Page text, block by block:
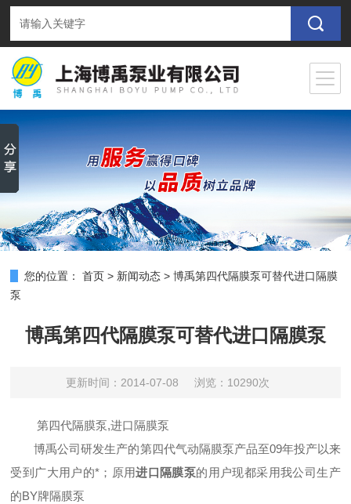
您的位置： 首页 > 新闻动态 >博禹第四代隔膜泵可替代进口隔膜
泵
博禹第四代隔膜泵可替代进口隔膜泵
更新时间：2014-07-08 浏览：10290次
第四代隔膜泵,进口隔膜泵
博禹公司研发生产的第四代气动隔膜泵产品至09年投产以来
受到广大用户的*；原用进口隔膜泵的用户现都采用我公司生产
的BY牌隔膜泵